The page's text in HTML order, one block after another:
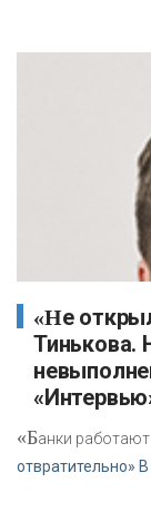
«Не открыли переговорную в честь Олега
Тинькова.
«Банки
отвратительно»